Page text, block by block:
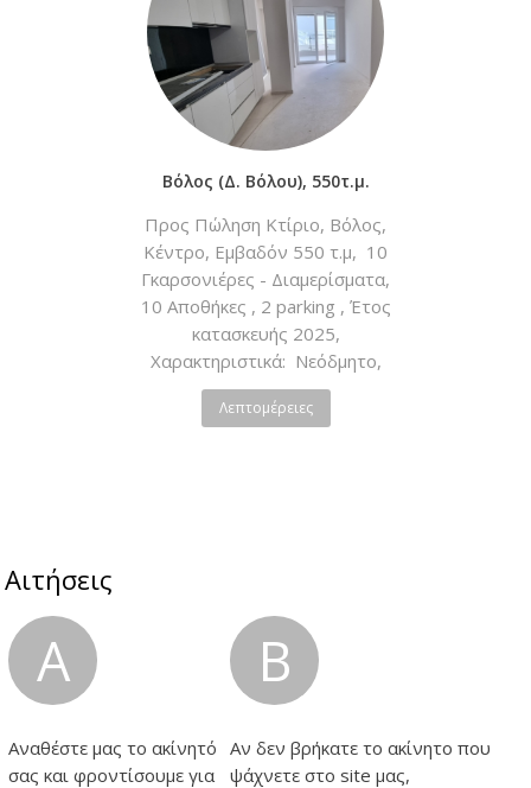
Βόλος (Δ. Βόλου), 550τ.μ.
Προς Πώληση Κτίριο, Βόλος,
Κέντρο, Εμβαδόν 550 τ.μ, 10
Γκαρσονιέρες - Διαμερίσματα,
10 Αποθήκες , 2 parking , Έτος
κατασκευής 2025,
Χαρακτηριστικά: Νεόδμητο,
Ατομική - Φυσικό Αέριο,
Κλιματισμός, Ηλιακός, Διπλά
Λεπτομέρειες
Αιτήσεις
A B
Αναθέστε μας το ακίνητό
σας και φροντίσουμε για
Αν δεν βρήκατε το ακίνητο που
ψάχνετε στο site μας,